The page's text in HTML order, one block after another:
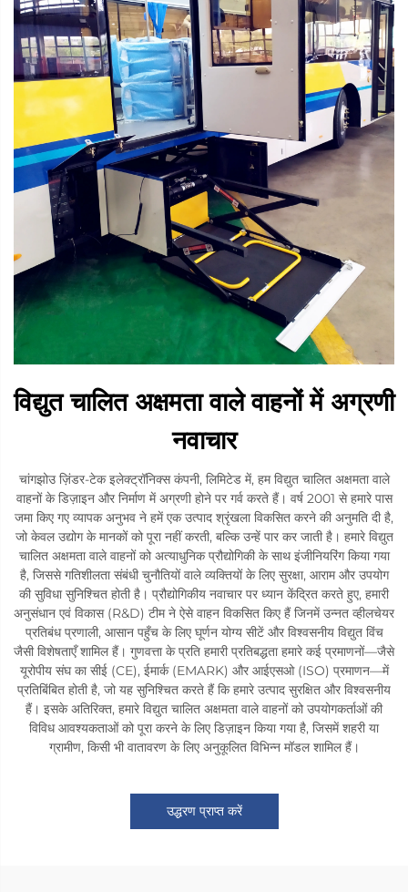
विद्युत चालित अक्षमता वाले वाहनों में अग्रणी
नवाचार
चांगझोउ ज़िंडर-टेक इलेक्ट्रॉनिक्स कंपनी, लिमिटेड में, हम विद्युत चालित अक्षमता वाले
वाहनों के डिज़ाइन और निर्माण में अग्रणी होने पर गर्व करते हैं। वर्ष 2001 से हमारे पास
जमा किए गए व्यापक अनुभव ने हमें एक उत्पाद श्रृंखला विकसित करने की अनुमति दी है,
जो केवल उद्योग के मानकों को पूरा नहीं करती, बल्कि उन्हें पार कर जाती है। हमारे विद्युत
चालित अक्षमता वाले वाहनों को अत्याधुनिक प्रौद्योगिकी के साथ इंजीनियरिंग किया गया
है, जिससे गतिशीलता संबंधी चुनौतियों वाले व्यक्तियों के लिए सुरक्षा, आराम और उपयोग
की सुविधा सुनिश्चित होती है। प्रौद्योगिकीय नवाचार पर ध्यान केंद्रित करते हुए, हमारी
अनुसंधान एवं विकास (R&D) टीम ने ऐसे वाहन विकसित किए हैं जिनमें उन्नत व्हीलचेयर
प्रतिबंध प्रणाली, आसान पहुँच के लिए घूर्णन योग्य सीटें और विश्वसनीय विद्युत विंच
जैसी विशेषताएँ शामिल हैं। गुणवत्ता के प्रति हमारी प्रतिबद्धता हमारे कई प्रमाणनों—जैसे
यूरोपीय संघ का सीई (CE), ईमार्क (EMARK) और आईएसओ (ISO) प्रमाणन—में
प्रतिबिंबित होती है, जो यह सुनिश्चित करते हैं कि हमारे उत्पाद सुरक्षित और विश्वसनीय
हैं। इसके अतिरिक्त, हमारे विद्युत चालित अक्षमता वाले वाहनों को उपयोगकर्ताओं की
विविध आवश्यकताओं को पूरा करने के लिए डिज़ाइन किया गया है, जिसमें शहरी या
ग्रामीण, किसी भी वातावरण के लिए अनुकूलित विभिन्न मॉडल शामिल हैं।
उद्धरण प्राप्त करें